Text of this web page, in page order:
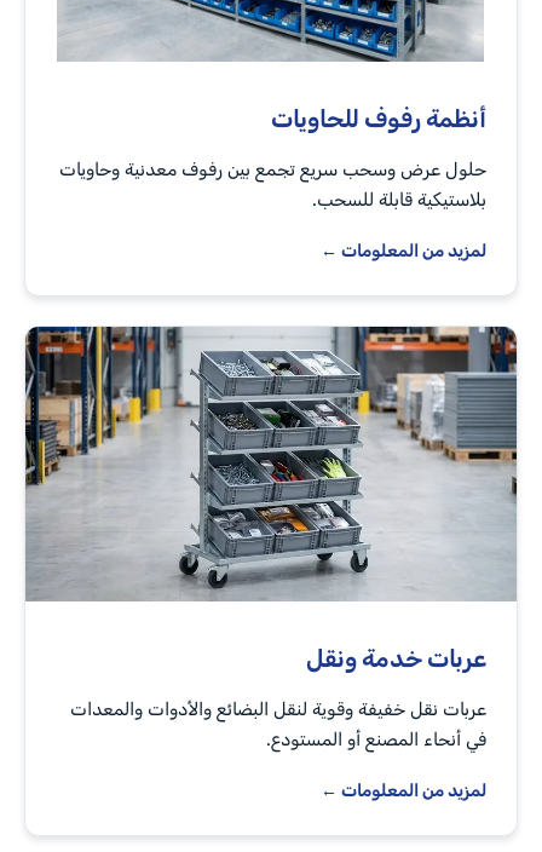
أنظمة رفوف للحاويات
حلول عرض وسحب سريع تجمع بين رفوف معدنية وحاويات
بلاستيكية قابلة للسحب.
لمزيد من المعلومات ←
عربات خدمة ونقل
عربات نقل خفيفة وقوية لنقل البضائع والأدوات والمعدات
في أنحاء المصنع أو المستودع.
لمزيد من المعلومات ←